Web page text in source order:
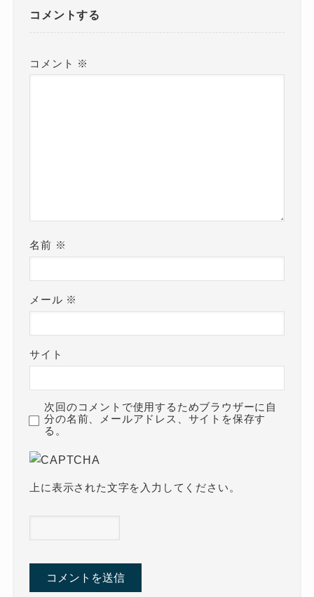
コメントする
コメント ※
名前 ※
メール ※
サイト
次回のコメントで使用するためブラウザーに自
分の名前、メールアドレス、サイトを保存す
る。
上に表示された文字を入力してください。